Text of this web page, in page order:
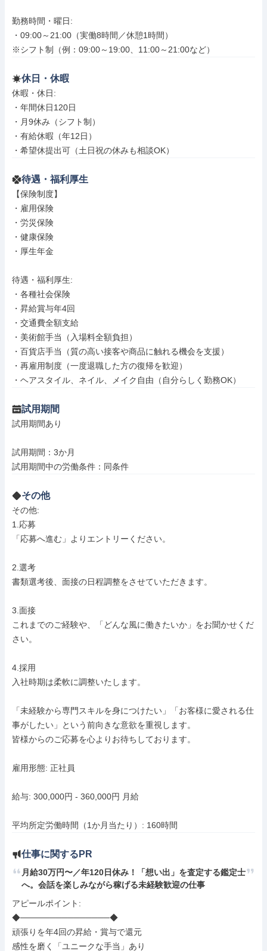
勤務時間・曜日:
・09:00～21:00（実働8時間／休憩1時間）
※シフト制（例：09:00～19:00、11:00～21:00など）
休日・休暇
休暇・休日:
・年間休日120日
・月9休み（シフト制）
・有給休暇（年12日）
・希望休提出可（土日祝の休みも相談OK）
待遇・福利厚生
【保険制度】
・雇用保険
・労災保険
・健康保険
・厚生年金
待遇・福利厚生:
・各種社会保険
・昇給賞与年4回
・交通費全額支給
・美術館手当（入場料全額負担）
・百貨店手当（質の高い接客や商品に触れる機会を支援）
・再雇用制度（一度退職した方の復帰を歓迎）
・ヘアスタイル、ネイル、メイク自由（自分らしく勤務OK）
試用期間
試用期間あり
試用期間：3か月
試用期間中の労働条件：同条件
その他
その他:
1.応募
「応募へ進む」よりエントリーください。
2.選考
書類選考後、面接の日程調整をさせていただきます。
3.面接
これまでのご経験や、「どんな風に働きたいか」をお聞かせくだ
さい。
4.採用
入社時期は柔軟に調整いたします。
「未経験から専門スキルを身につけたい」「お客様に愛される仕
事がしたい」という前向きな意欲を重視します。
皆様からのご応募を心よりお待ちしております。
雇用形態: 正社員
給与: 300,000円 - 360,000円 月給
平均所定労働時間（1か月当たり）: 160時間
仕事に関するPR
月給30万円〜／年120日休み！「想い出」を査定する鑑定士
へ。会話を楽しみながら稼げる未経験歓迎の仕事
アピールポイント:
◆───────────────◆
頑張りを年4回の昇給・賞与で還元
感性を磨く「ユニークな手当」あり